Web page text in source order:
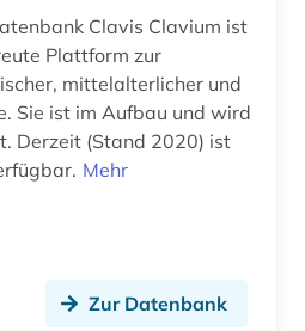
Clavis Clavium ist
Plattform zur
mittelalterlicher und
Sie ist im Aufbau und wird
Derzeit (Stand 2020) ist
Mehr
Zur Datenbank